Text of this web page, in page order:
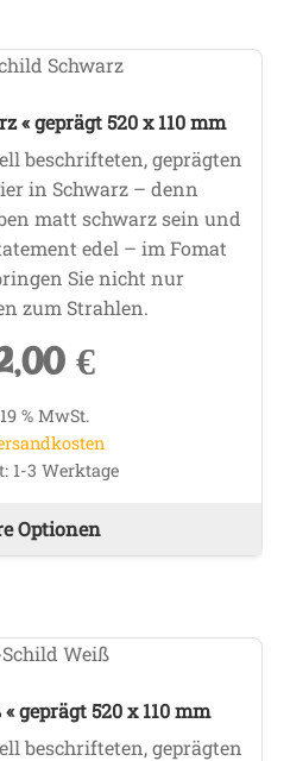
« geprägt 520 x 110 mm
beschrifteten, geprägten
in Schwarz – denn
matt schwarz sein und
edel – im Fomat
Sie nicht nur
zum Strahlen.
€
% MwSt.
1-3 Werktage
Optionen
geprägt 520 x 110 mm
beschrifteten, geprägten